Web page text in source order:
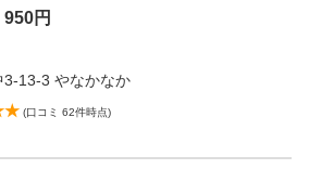
円
3-13-3 やなかなか
(口コミ 62件時点)